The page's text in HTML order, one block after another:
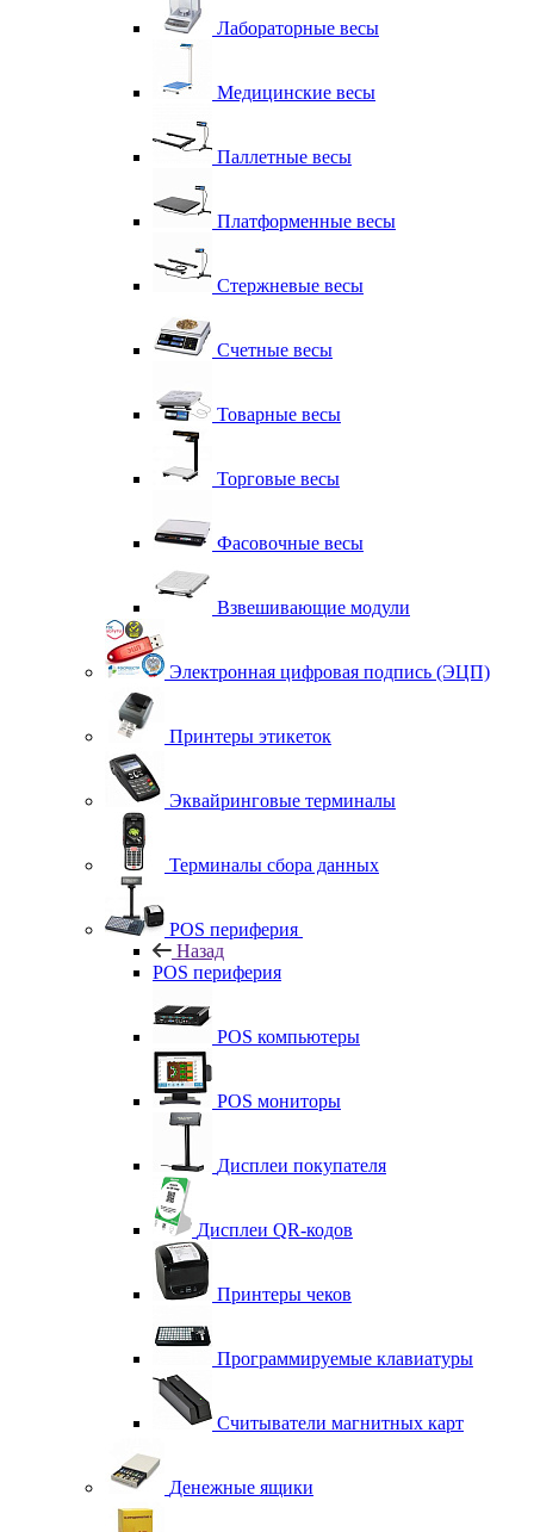
Лабораторные весы
Медицинские весы
Паллетные весы
Платформенные весы
Стержневые весы
Счетные весы
Товарные весы
Торговые весы
Фасовочные весы
Взвешивающие модули
Электронная цифровая подпись (ЭЦП)
Принтеры этикеток
Эквайринговые терминалы
Терминалы сбора данных
POS периферия
Назад
POS периферия
POS компьютеры
POS мониторы
Дисплеи покупателя
Дисплеи QR-кодов
Принтеры чеков
Программируемые клавиатуры
Считыватели магнитных карт
Денежные ящики